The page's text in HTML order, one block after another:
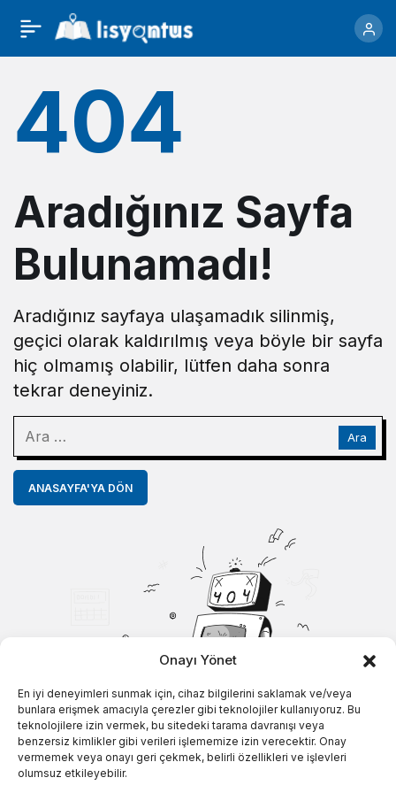
Onayı Yönet
En iyi deneyimleri sunmak için, cihaz bilgilerini saklamak ve/veya
bunlara erişmek amacıyla çerezler gibi teknolojiler kullanıyoruz. Bu
teknolojilere izin vermek, bu sitedeki tarama davranışı veya
benzersiz kimlikler gibi verileri işlememize izin verecektir. Onay
vermemek veya onayı geri çekmek, belirli özellikleri ve işlevleri
olumsuz etkileyebilir.
404
Aradığınız Sayfa
Bulunamadı!
Aradığınız sayfaya ulaşamadık silinmiş,
geçici olarak kaldırılmış veya böyle bir sayfa
hiç olmamış olabilir, lütfen daha sonra
tekrar deneyiniz.
ANASAYFA'YA DÖN